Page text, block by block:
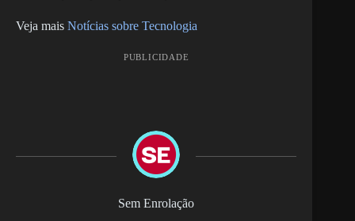
Veja mais Notícias sobre Tecnologia
PUBLICIDADE
Sem Enrolação